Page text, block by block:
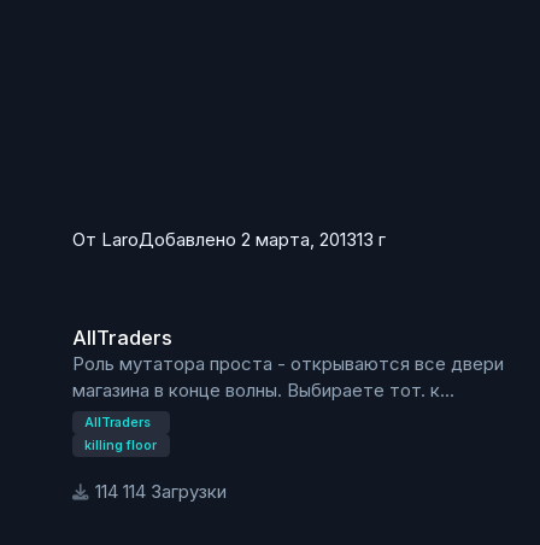
От LaroДобавлено 2 марта, 201313 г
AllTraders
Роль мутатора проста - открываются все двери
магазина в конце волны. Выбираете тот. к
которому вам ближе.
AllTraders
killing floor
114 Загрузки